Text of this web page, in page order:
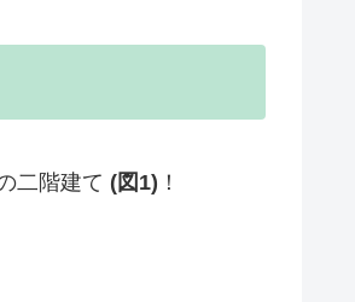
二階建て (図1) ！